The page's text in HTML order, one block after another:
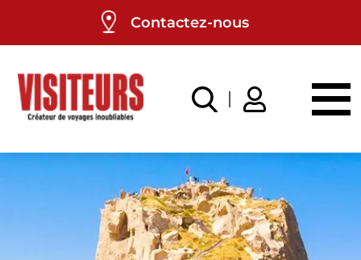
Contactez-nous
Panneau de gestion des cookies